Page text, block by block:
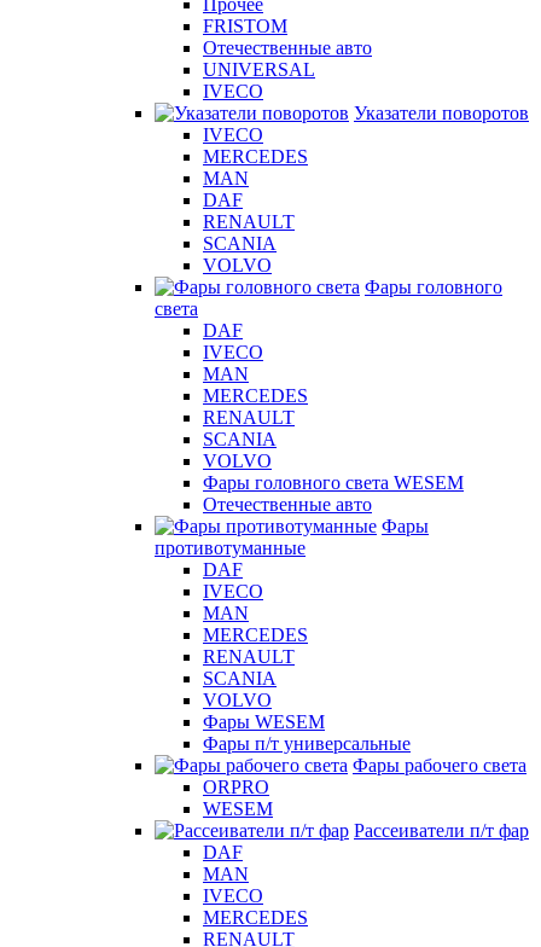
Прочее
FRISTOM
Отечественные авто
UNIVERSAL
IVECO
Указатели поворотов
IVECO
MERCEDES
MAN
DAF
RENAULT
SCANIA
VOLVO
Фары головного
света
DAF
IVECO
MAN
MERCEDES
RENAULT
SCANIA
VOLVO
Фары головного света WESEM
Отечественные авто
Фары
противотуманные
DAF
IVECO
MAN
MERCEDES
RENAULT
SCANIA
VOLVO
Фары WESEM
Фары п/т универсальные
Фары рабочего света
ORPRO
WESEM
Рассеиватели п/т фар
DAF
MAN
IVECO
MERCEDES
RENAULT